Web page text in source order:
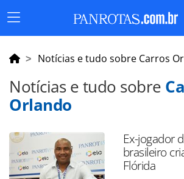
Menu
Principal
Notícias e tudo sobre Carros
Notícias e tudo sobre
Orlando
Ex-jogador
brasileiro
Flórida